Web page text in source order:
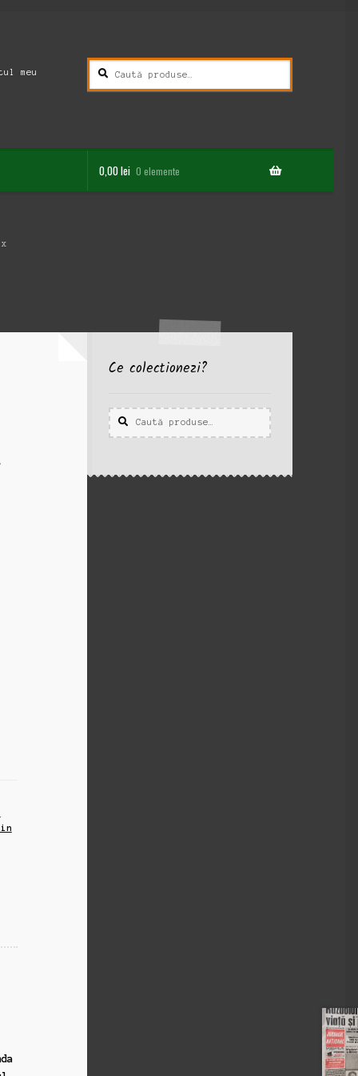
meu
Caută
după:
Caută
0,00lei 0 elemente
Ce colectionezi?
Caută
după:
Caută